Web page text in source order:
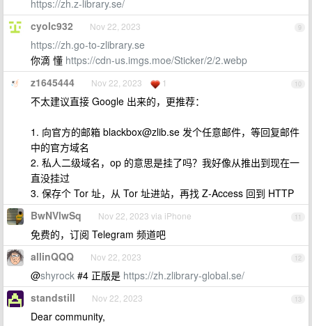
https://zh.z-library.se/
9
cyolc932 Nov 22, 2023
https://zh.go-to-zlibrary.se
你滴 懂 https://cdn-us.imgs.moe/Sticker/2/2.webp
10
z1645444 Nov 22, 2023 1
不太建议直接 Google 出来的，更推荐：
1. 向官方的邮箱 blackbox@zlib.se 发个任意邮件，等回复邮件
中的官方域名
2. 私人二级域名，op 的意思是挂了吗？我好像从推出到现在一
直没挂过
3. 保存个 Tor 址，从 Tor 址进站，再找 Z-Access 回到 HTTP
11
BwNVlwSq Nov 22, 2023 via iPhone
免费的，订阅 Telegram 频道吧
12
allinQQQ Nov 22, 2023
@shyrock #4 正版是 https://zh.zlibrary-global.se/
13
standstill Nov 22, 2023
Dear community,